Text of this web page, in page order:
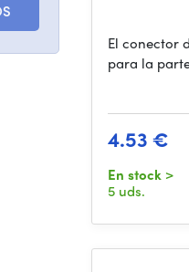
El conector
para la
4.53 €
En stock >
5 uds.